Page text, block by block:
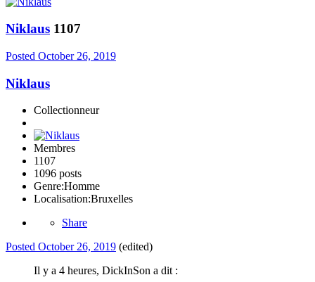
Niklaus 1107
Posted October 26, 2019
Niklaus
Collectionneur
Membres
1107
1096 posts
Genre:Homme
Localisation:Bruxelles
Share
Posted October 26, 2019 (edited)
Il y a 4 heures, DickInSon a dit :